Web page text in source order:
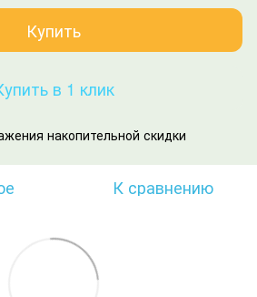
Купить
в 1 клик
накопительной скидки
К сравнению